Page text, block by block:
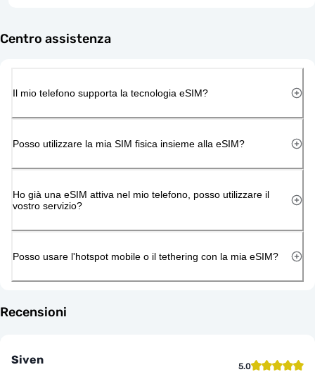
Centro assistenza
Il mio telefono supporta la tecnologia eSIM?
Posso utilizzare la mia SIM fisica insieme alla eSIM?
Ho già una eSIM attiva nel mio telefono, posso utilizzare il
vostro servizio?
Posso usare l'hotspot mobile o il tethering con la mia eSIM?
Recensioni
Siven 5.0